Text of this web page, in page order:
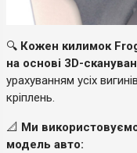
🔍 Кожен килимок
на основі 3D-
урахуванням усіх
кріплень.
📐 Ми використовуємо
модель авто: